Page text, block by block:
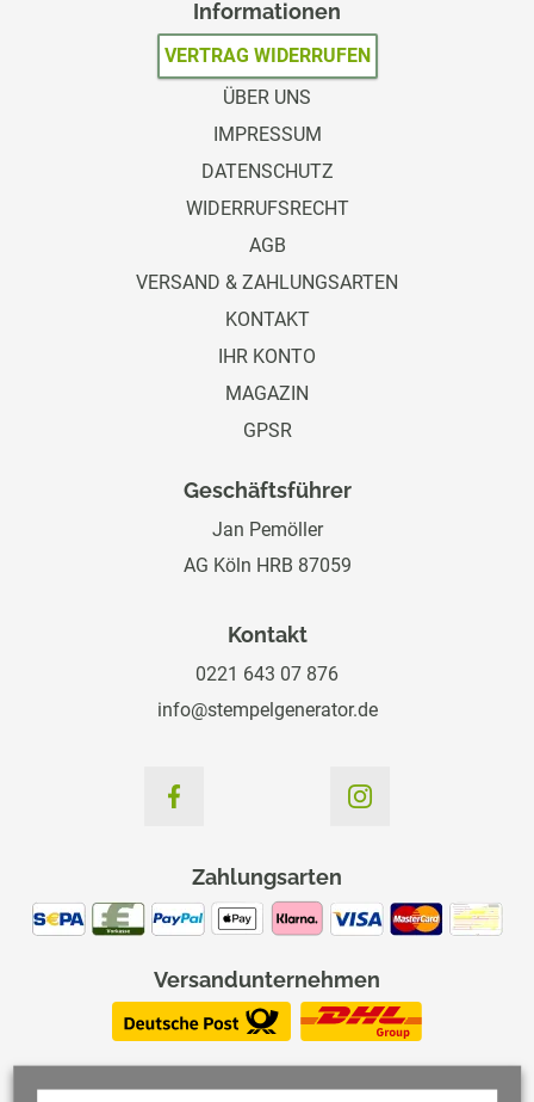
Informationen
VERTRAG WIDERRUFEN
ÜBER UNS
IMPRESSUM
DATENSCHUTZ
WIDERRUFSRECHT
AGB
VERSAND & ZAHLUNGSARTEN
KONTAKT
IHR KONTO
MAGAZIN
GPSR
Geschäftsführer
Jan Pemöller
AG Köln HRB 87059
Kontakt
0221 643 07 876
info@stempelgenerator.de
Zahlungsarten
Versandunternehmen